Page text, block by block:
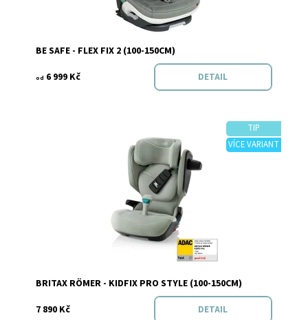
Značka:
BE SAFE - FLEX FIX 2 (100-150CM)
od 6 999 Kč DETAIL
TIP
VÍCE VARIANT
Skladem
Značka: BRITAX RÖMER
BRITAX RÖMER - KIDFIX PRO STYLE (100-150CM)
7 890 Kč
DETAIL